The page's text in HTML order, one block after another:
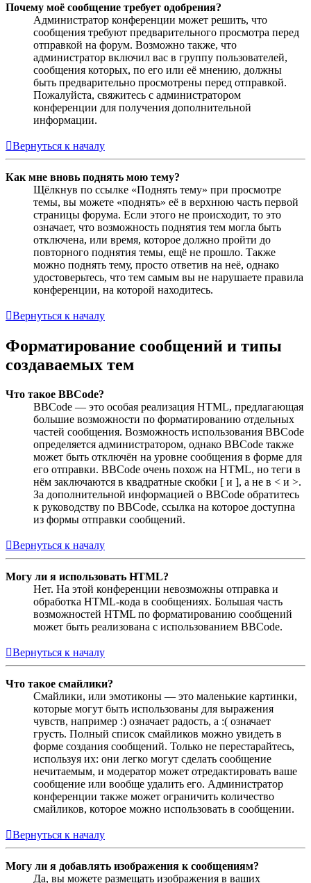
Почему моё сообщение требует одобрения?
Администратор конференции может решить, что
сообщения требуют предварительного просмотра перед
отправкой на форум. Возможно также, что
администратор включил вас в группу пользователей,
сообщения которых, по его или её мнению, должны
быть предварительно просмотрены перед отправкой.
Пожалуйста, свяжитесь с администратором
конференции для получения дополнительной
информации.
Вернуться к началу
Как мне вновь поднять мою тему?
Щёлкнув по ссылке «Поднять тему» при просмотре
темы, вы можете «поднять» её в верхнюю часть первой
страницы форума. Если этого не происходит, то это
означает, что возможность поднятия тем могла быть
отключена, или время, которое должно пройти до
повторного поднятия темы, ещё не прошло. Также
можно поднять тему, просто ответив на неё, однако
удостоверьтесь, что тем самым вы не нарушаете правила
конференции, на которой находитесь.
Вернуться к началу
Форматирование сообщений и типы
создаваемых тем
Что такое BBCode?
BBCode — это особая реализация HTML, предлагающая
большие возможности по форматированию отдельных
частей сообщения. Возможность использования BBCode
определяется администратором, однако BBCode также
может быть отключён на уровне сообщения в форме для
его отправки. BBCode очень похож на HTML, но теги в
нём заключаются в квадратные скобки [ и ], а не в < и >.
За дополнительной информацией о BBCode обратитесь
к руководству по BBCode, ссылка на которое доступна
из формы отправки сообщений.
Вернуться к началу
Могу ли я использовать HTML?
Нет. На этой конференции невозможны отправка и
обработка HTML-кода в сообщениях. Большая часть
возможностей HTML по форматированию сообщений
может быть реализована с использованием BBCode.
Вернуться к началу
Что такое смайлики?
Смайлики, или эмотиконы — это маленькие картинки,
которые могут быть использованы для выражения
чувств, например :) означает радость, а :( означает
грусть. Полный список смайликов можно увидеть в
форме создания сообщений. Только не перестарайтесь,
используя их: они легко могут сделать сообщение
нечитаемым, и модератор может отредактировать ваше
сообщение или вообще удалить его. Администратор
конференции также может ограничить количество
смайликов, которое можно использовать в сообщении.
Вернуться к началу
Могу ли я добавлять изображения к сообщениям?
Да, вы можете размещать изображения в ваших